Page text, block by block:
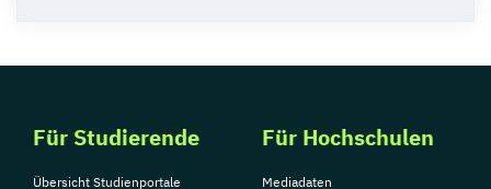
Für Studierende
Übersicht Studienportale
Für Hochschulen
Mediadaten